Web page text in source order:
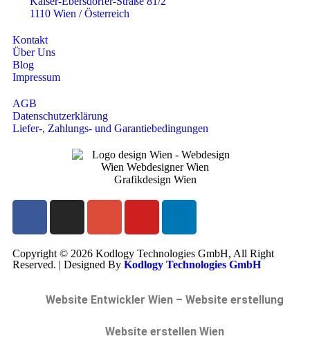
1110 Wien / Österreich
Kontakt
Über Uns
Blog
Impressum
AGB
Datenschutzerklärung
Liefer-, Zahlungs- und Garantiebedingungen
Copyright © 2026 Kodlogy Technologies GmbH, All Right
Reserved. | Designed By Kodlogy Technologies GmbH
Website Entwickler Wien – Website erstellung
Website erstellen Wien